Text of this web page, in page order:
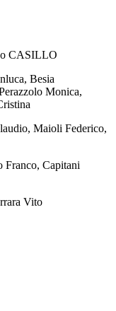
CASILLO
Besia
Monica,
Maioli Federico,
Franco, Capitani
Vito